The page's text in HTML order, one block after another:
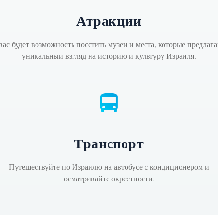
Атракции
будет возможность посетить музеи и места, которые
уникальный взгляд на историю и культуру Израиля.
Транспорт
Путешествуйте по Израилю на автобусе с кондиционером и
осматривайте окрестности.